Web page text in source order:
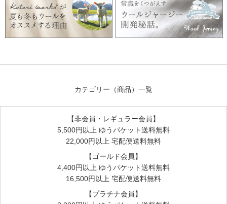
カテゴリー（商品）一覧
【非会員・レギュラー会員】
5,500円以上 ゆうパケット送料無料
22,000円以上 宅配便送料無料
【ゴールド会員】
4,400円以上 ゆうパケット送料無料
16,500円以上 宅配便送料無料
【プラチナ会員】